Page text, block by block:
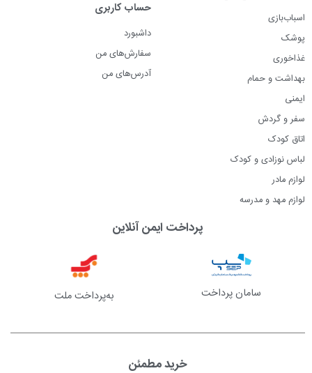
اسباب‌بازی
پوشک
غذاخوری
بهداشت و حمام
ایمنی
سفر و گردش
اتاق کودک
لباس نوزادی و کودک
لوازم مادر
لوازم مهد و مدرسه
حساب کاربری
داشبورد
سفارش‌های من
آدرس‌های من
پرداخت ایمن آنلاین
سامان پرداخت به‌پرداخت ملت
خرید مطمئن